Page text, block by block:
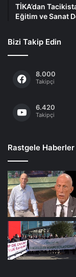
TİKA’dan
Eğitim ve Sanat
Bizi Takip Edin
8.000
Takipçi
6.420
Takipçi
Rastgele Haberler